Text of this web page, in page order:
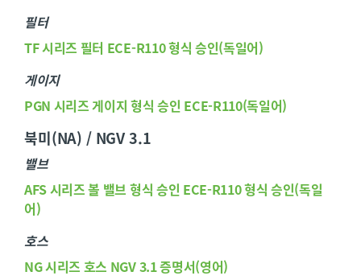
필터
TF 시리즈 필터 ECE-R110 형식 승인(독일어)
게이지
PGN 시리즈 게이지 형식 승인 ECE-R110(독일어)
북미(NA) / NGV 3.1
밸브
AFS 시리즈 볼 밸브 형식 승인 ECE-R110 형식 승인(독일
어)
호스
NG 시리즈 호스 NGV 3.1 증명서(영어)